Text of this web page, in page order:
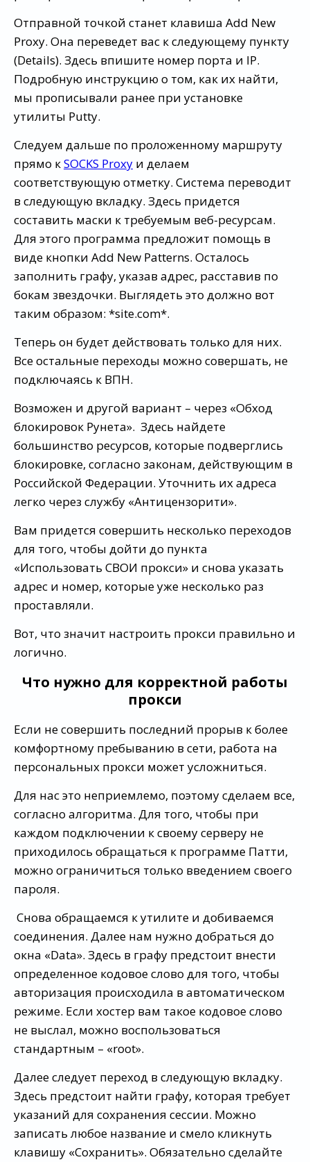
Отправной точкой станет клавиша Add New
Proxy. Она переведет вас к следующему пункту
(Details). Здесь впишите номер порта и IP.
Подробную инструкцию о том, как их найти,
мы прописывали ранее при установке
утилиты Putty.
Следуем дальше по проложенному маршруту
прямо кSOCKS Proxy и делаем
соответствующую отметку. Система переводит
в следующую вкладку. Здесь придется
составить маски к требуемым веб-ресурсам.
Для этого программа предложит помощь в
виде кнопки Add New Patterns. Осталось
заполнить графу, указав адрес, расставив по
бокам звездочки. Выглядеть это должно вот
таким образом: *site.com*.
Теперь он будет действовать только для них.
Все остальные переходы можно совершать, не
подключаясь к ВПН.
Возможен и другой вариант – через «Обход
блокировок Рунета». Здесь найдете
большинство ресурсов, которые подверглись
блокировке, согласно законам, действующим в
Российской Федерации. Уточнить их адреса
легко через службу «Антицензорити».
Вам придется совершить несколько переходов
для того, чтобы дойти до пункта
«Использовать СВОИ прокси» и снова указать
адрес и номер, которые уже несколько раз
проставляли.
Вот, что значит настроить прокси правильно и
логично.
Что нужно для корректной работы
прокси
Если не совершить последний прорыв к более
комфортному пребыванию в сети, работа на
персональных прокси может усложниться.
Для нас это неприемлемо, поэтому сделаем все,
согласно алгоритма. Для того, чтобы при
каждом подключении к своему серверу не
приходилось обращаться к программе Патти,
можно ограничиться только введением своего
пароля.
Снова обращаемся к утилите и добиваемся
соединения. Далее нам нужно добраться до
окна «Data». Здесь в графу предстоит внести
определенное кодовое слово для того, чтобы
авторизация происходила в автоматическом
режиме. Если хостер вам такое кодовое слово
не выслал, можно воспользоваться
стандартным – «root».
Далее следует переход в следующую вкладку.
Здесь предстоит найти графу, которая требует
указаний для сохранения сессии. Можно
записать любое название и смело кликнуть
клавишу «Сохранить». Обязательно сделайте